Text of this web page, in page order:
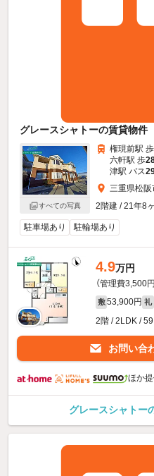
グレースシャトーの賃貸物件
すべての写真
権現前駅 歩
六軒駅 歩
津駅 バス
三重県松阪
2階建 / 21年8
駐車場あり 駐輪場あり
4.9万円
（管理費3,500円
敷 53,900円 礼
2階 / 2LDK /
お問い合
ほか
グレースシャトー